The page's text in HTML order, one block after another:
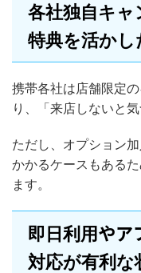
各社独自キャ
特典を活かし
携帯各社は店舗限定
り、「来店しないと
ただし、オプション
かかるケースもある
ます。
即日利用やア
対応が有利な